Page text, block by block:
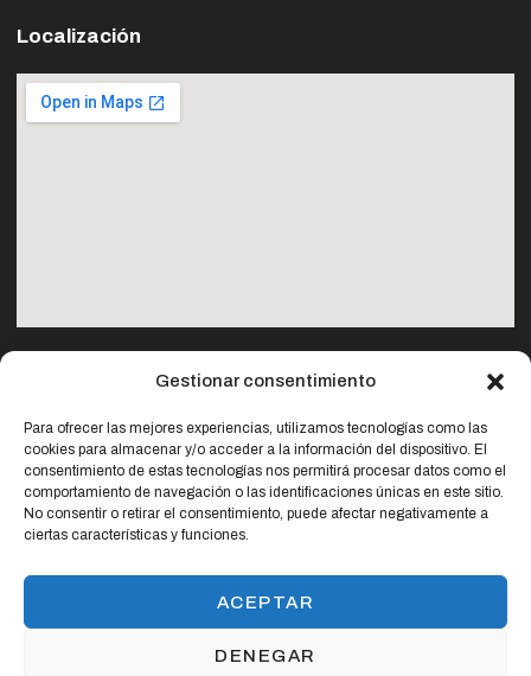
Gestionar consentimiento
Para ofrecer las mejores experiencias, utilizamos tecnologías como las
cookies para almacenar y/o acceder a la información del dispositivo. El
consentimiento de estas tecnologías nos permitirá procesar datos como el
comportamiento de navegación o las identificaciones únicas en este sitio.
No consentir o retirar el consentimiento, puede afectar negativamente a
ciertas características y funciones.
ACEPTAR
DENEGAR
Localización
MECANISMO DE RECUPERACIÓN Y RESILIENCIA